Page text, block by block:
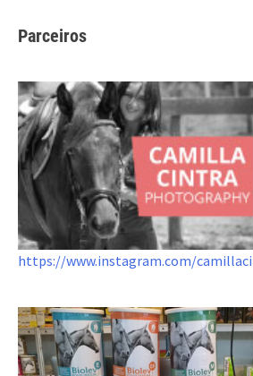
Parceiros
https://www.instagram.com/